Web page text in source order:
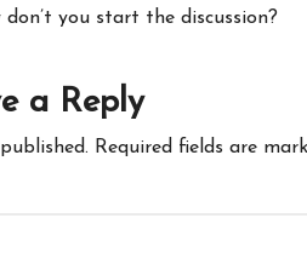
you start the discussion?
a Reply
Required fields are